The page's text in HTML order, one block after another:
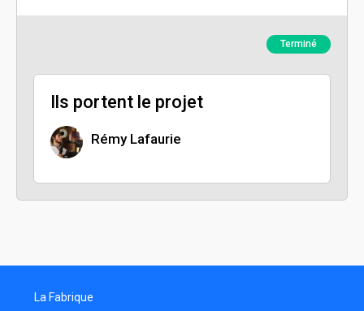
Terminé
Ils portent le projet
Rémy Lafaurie
La Fabrique